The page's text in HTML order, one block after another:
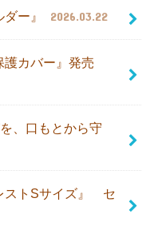
ー』 2026.03.22
護カバー』発売
、口もとから守
ストSサイズ』 セ